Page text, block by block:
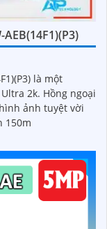
AEB(14F1)(P3)
là một
ngoại
ảnh tuyệt vời
150m